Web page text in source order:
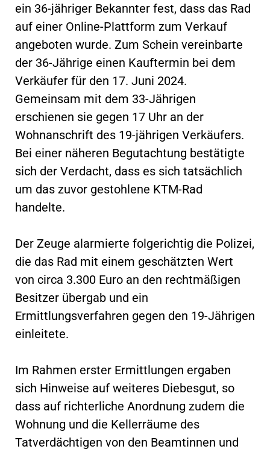
ein 36-jähriger Bekannter fest, dass das Rad
auf einer Online-Plattform zum Verkauf
angeboten wurde. Zum Schein vereinbarte
der 36-Jährige einen Kauftermin bei dem
Verkäufer für den 17. Juni 2024.
Gemeinsam mit dem 33-Jährigen
erschienen sie gegen 17 Uhr an der
Wohnanschrift des 19-jährigen Verkäufers.
Bei einer näheren Begutachtung bestätigte
sich der Verdacht, dass es sich tatsächlich
um das zuvor gestohlene KTM-Rad
handelte.
Der Zeuge alarmierte folgerichtig die Polizei,
die das Rad mit einem geschätzten Wert
von circa 3.300 Euro an den rechtmäßigen
Besitzer übergab und ein
Ermittlungsverfahren gegen den 19-Jährigen
einleitete.
Im Rahmen erster Ermittlungen ergaben
sich Hinweise auf weiteres Diebesgut, so
dass auf richterliche Anordnung zudem die
Wohnung und die Kellerräume des
Tatverdächtigen von den Beamtinnen und